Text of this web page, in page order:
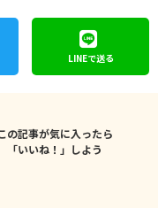
LINEで送る
の記事が気に入ったら
「いいね！」しよう